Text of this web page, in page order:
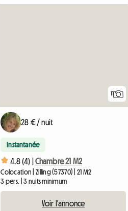
11
28 € / nuit
Instantanée
4.8 (4) | Chambre 21 M2
Colocation | Zilling (57370) | 21 M2
3 pers. | 3 nuits minimum
Voir l'annonce